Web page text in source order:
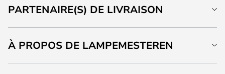
PARTENAIRE(S) DE LIVRAISON
À PROPOS DE LAMPEMESTEREN